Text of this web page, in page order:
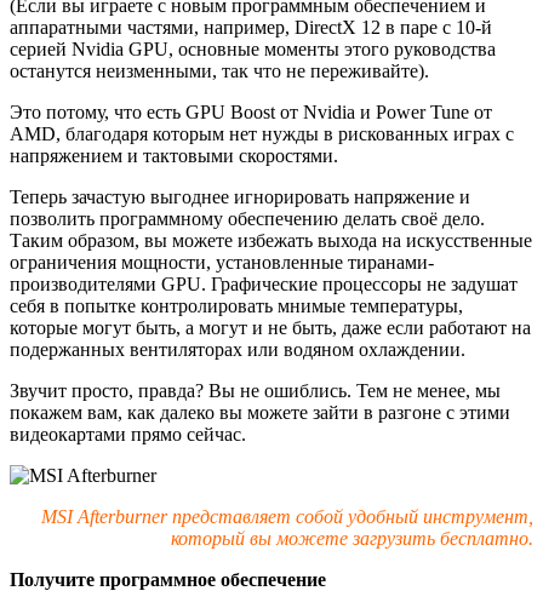
(Если вы играете с новым программным обеспечением и
аппаратными частями, например, DirectX 12 в паре с 10-й
серией Nvidia GPU, основные моменты этого руководства
останутся неизменными, так что не переживайте).
Это потому, что есть GPU Boost от Nvidia и Power Tune от
AMD, благодаря которым нет нужды в рискованных играх с
напряжением и тактовыми скоростями.
Теперь зачастую выгоднее игнорировать напряжение и
позволить программному обеспечению делать своё дело.
Таким образом, вы можете избежать выхода на искусственные
ограничения мощности, установленные тиранами-
производителями GPU. Графические процессоры не задушат
себя в попытке контролировать мнимые температуры,
которые могут быть, а могут и не быть, даже если работают на
подержанных вентиляторах или водяном охлаждении.
Звучит просто, правда? Вы не ошиблись. Тем не менее, мы
покажем вам, как далеко вы можете зайти в разгоне с этими
видеокартами прямо сейчас.
MSIAfterburner представляет собой удобный инструмент,
который вы можете загрузить бесплатно.
Получите программное обеспечение